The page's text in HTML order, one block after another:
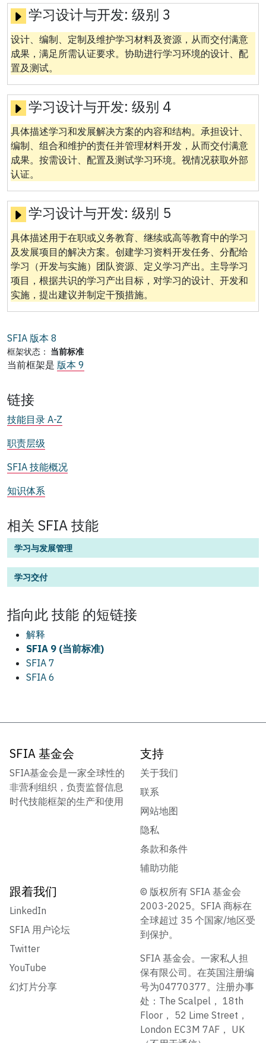
学习设计与开发: 级别 3
设计、编制、定制及维护学习材料及资源，从而交付满意
成果，满足所需认证要求。协助进行学习环境的设计、配
置及测试。
学习设计与开发: 级别 4
具体描述学习和发展解决方案的内容和结构。承担设计、
编制、组合和维护的责任并管理材料开发，从而交付满意
成果。按需设计、配置及测试学习环境。视情况获取外部
认证。
学习设计与开发: 级别 5
具体描述用于在职或义务教育、继续或高等教育中的学习
及发展项目的解决方案。创建学习资料开发任务、分配给
学习（开发与实施）团队资源、定义学习产出。主导学习
项目，根据共识的学习产出目标，对学习的设计、开发和
实施，提出建议并制定干预措施。
SFIA 版本 8
框架状态： 当前标准
当前框架是 版本 9
链接
技能目录 A-Z
职责层级
SFIA 技能概况
知识体系
相关 SFIA 技能
学习与发展管理
学习交付
指向此 技能 的短链接
解释
SFIA 9 (当前标准)
SFIA 7
SFIA 6
SFIA 基金会
SFIA基金会是一家全球性的
非营利组织，负责监督信息
时代技能框架的生产和使用
支持
关于我们
联系
网站地图
隐私
条款和条件
辅助功能
跟着我们
LinkedIn
SFIA 用户论坛
Twitter
YouTube
幻灯片分享
© 版权所有 SFIA 基金会
2003-2025。SFIA 商标在
全球超过 35 个国家/地区受
到保护。
SFIA 基金会。一家私人担
保有限公司。在英国注册编
号为04770377。注册办事
处：The Scalpel， 18th
Floor， 52 Lime Street，
London EC3M 7AF， UK